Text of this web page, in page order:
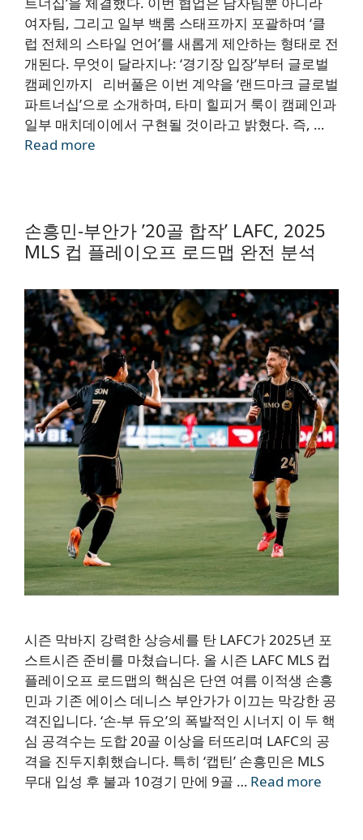
여자팀, 그리고 일부 백룸 스태프까지 포괄하며 ‘클
럽 전체의 스타일 언어’를 새롭게 제안하는 형태로 전
개된다. 무엇이 달라지나: ‘경기장 입장’부터 글로벌
캠페인까지 리버풀은 이번 계약을 ‘랜드마크 글로벌
파트너십’으로 소개하며, 타미 힐피거 룩이 캠페인과
일부 매치데이에서 구현될 것이라고 밝혔다. 즉, …
Read more
손흥민-부안가 ’20골 합작’ LAFC, 2025
MLS 컵 플레이오프 로드맵 완전 분석
시즌 막바지 강력한 상승세를 탄 LAFC가 2025년 포
스트시즌 준비를 마쳤습니다. 올 시즌 LAFC MLS 컵
플레이오프 로드맵의 핵심은 단연 여름 이적생 손흥
민과 기존 에이스 데니스 부안가가 이끄는 막강한 공
격진입니다. ‘손-부 듀오’의 폭발적인 시너지 이 두 핵
심 공격수는 도합 20골 이상을 터뜨리며 LAFC의 공
격을 진두지휘했습니다. 특히 ‘캡틴’ 손흥민은 MLS
무대 입성 후 불과 10경기 만에 9골 … Read more